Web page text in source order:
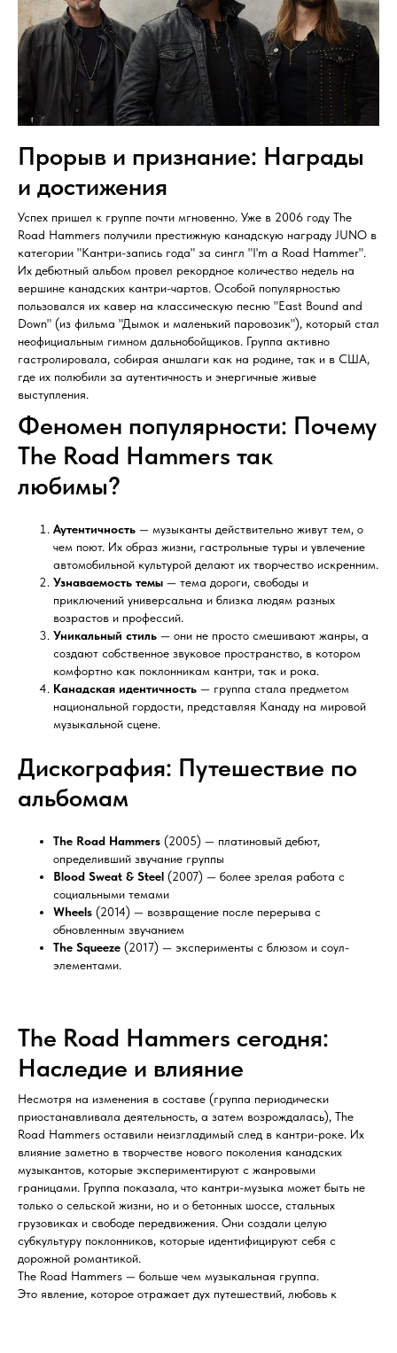
Прорыв и признание: Награды
и достижения
Успех пришел к группе почти мгновенно. Уже в 2006 году The
Road Hammers получили престижную канадскую награду JUNO в
категории "Кантри-запись года" за сингл "I'm a Road Hammer".
Их дебютный альбом провел рекордное количество недель на
вершине канадских кантри-чартов. Особой популярностью
пользовался их кавер на классическую песню "East Bound and
Down" (из фильма "Дымок и маленький паровозик"), который стал
неофициальным гимном дальнобойщиков. Группа активно
гастролировала, собирая аншлаги как на родине, так и в США,
где их полюбили за аутентичность и энергичные живые
выступления.
Феномен популярности: Почему
The Road Hammers так
любимы?
Аутентичность — музыканты действительно живут тем, о
чем поют. Их образ жизни, гастрольные туры и увлечение
автомобильной культурой делают их творчество искренним.
Узнаваемость темы — тема дороги, свободы и
приключений универсальна и близка людям разных
возрастов и профессий.
Уникальный стиль — они не просто смешивают жанры, а
создают собственное звуковое пространство, в котором
комфортно как поклонникам кантри, так и рока.
Канадская идентичность — группа стала предметом
национальной гордости, представляя Канаду на мировой
музыкальной сцене.
Дискография: Путешествие по
альбомам
The Road Hammers (2005) — платиновый дебют,
определивший звучание группы
Blood Sweat & Steel (2007) — более зрелая работа с
социальными темами
Wheels (2014) — возвращение после перерыва с
обновленным звучанием
The Squeeze (2017) — эксперименты с блюзом и соул-
элементами.
The Road Hammers сегодня:
Наследие и влияние
Несмотря на изменения в составе (группа периодически
приостанавливала деятельность, а затем возрождалась), The
Road Hammers оставили неизгладимый след в кантри-роке. Их
влияние заметно в творчестве нового поколения канадских
музыкантов, которые экспериментируют с жанровыми
границами. Группа показала, что кантри-музыка может быть не
только о сельской жизни, но и о бетонных шоссе, стальных
грузовиках и свободе передвижения. Они создали целую
субкультуру поклонников, которые идентифицируют себя с
дорожной романтикой.
The Road Hammers — больше чем музыкальная группа.
Это явление, которое отражает дух путешествий, любовь к